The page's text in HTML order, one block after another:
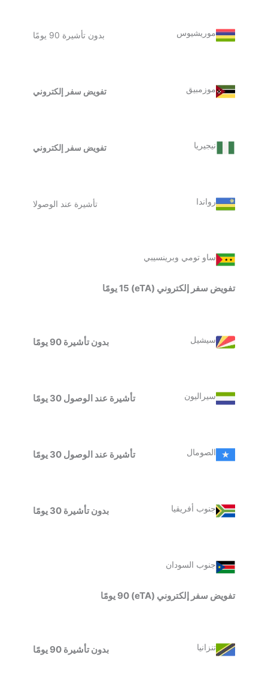
موريشيوس بدون تأشيرة 90 يومًا
موزمبيق تفويض سفر إلكتروني
نيجيريا تفويض سفر إلكتروني
رواندا تأشيرة عند الوصولا
ساو تومي وبرينسيبي
تفويض سفر إلكتروني (eTA) 15 يومًا
سيشيل بدون تأشيرة 90 يومًا
سيراليون تأشيرة عند الوصول 30 يومًا
الصومال تأشيرة عند الوصول 30 يومًا
جنوب أفريقيا بدون تأشيرة 30 يومًا
جنوب السودان
تفويض سفر إلكتروني (eTA) 90 يومًا
تنزانيا بدون تأشيرة 90 يومًا